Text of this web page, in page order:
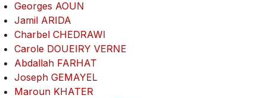
Georges AOUN
Jamil ARIDA
Charbel CHEDRAWI
Carole DOUEIRY VERNE
Abdallah FARHAT
Joseph GEMAYEL
Maroun KHATER